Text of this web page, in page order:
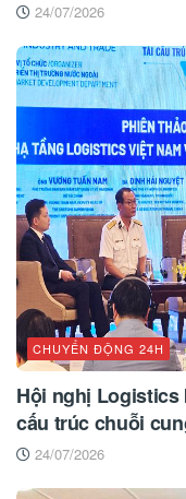
24/07/2026
CHUYỂN ĐỘNG 24H
Hội nghị Logistics
cấu trúc chuỗi
24/07/2026